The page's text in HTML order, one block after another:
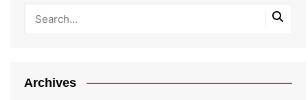
Archives